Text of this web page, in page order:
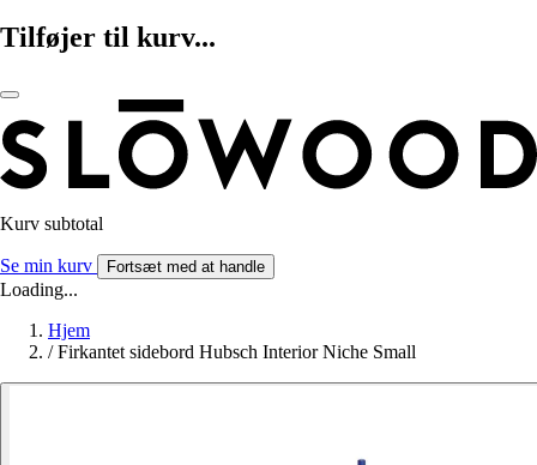
Tilføjer til kurv...
Kurv subtotal
Se min kurv Fortsæt med at handle
Loading...
Hjem
/ Firkantet sidebord Hubsch Interior Niche Small